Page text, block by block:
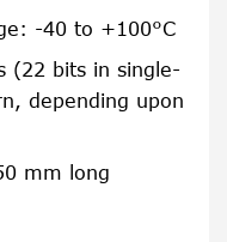
-40 to +100°C
(22 bits in single-
depending upon
mm long